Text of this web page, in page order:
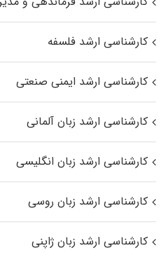
کارشناسی ارشد فلسفه
کارشناسی ارشد ایمنی صنعتی
کارشناسی ارشد زبان آلمانی
کارشناسی ارشد زبان انگلیسی
کارشناسی ارشد زبان روسی
کارشناسی ارشد زبان ژاپنی